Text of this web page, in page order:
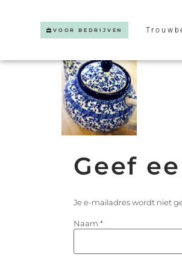
VOOR BEDRIJVEN
Geef
Je e-mailadres wordt niet
Naam *